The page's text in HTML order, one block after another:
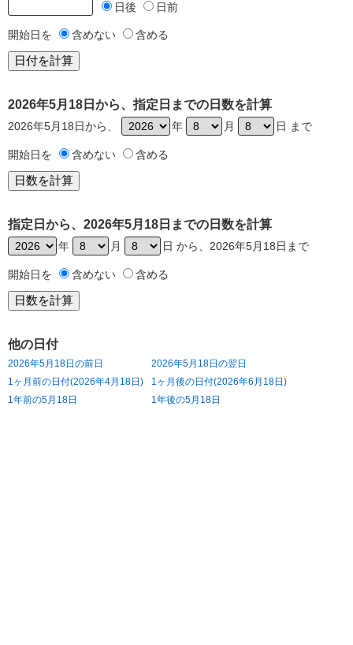
日後 日前
開始日を 含めない 含める
2026年5月18日から、指定日までの日数を計算
2026年5月18日から、 年 月 日 まで
開始日を 含めない 含める
指定日から、2026年5月18日までの日数を計算
年 月 日 から、2026年5月18日まで
開始日を 含めない 含める
他の日付
2026年5月18日の前日
2026年5月18日の翌日
1ヶ月前の日付(2026年4月18日)
1ヶ月後の日付(2026年6月18日)
1年前の5月18日
1年後の5月18日